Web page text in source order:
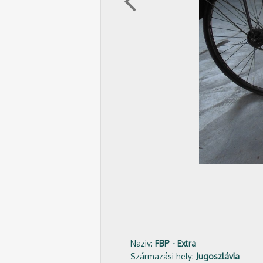
Naziv: FBP - Extra
Származási hely: Jugoszlávia